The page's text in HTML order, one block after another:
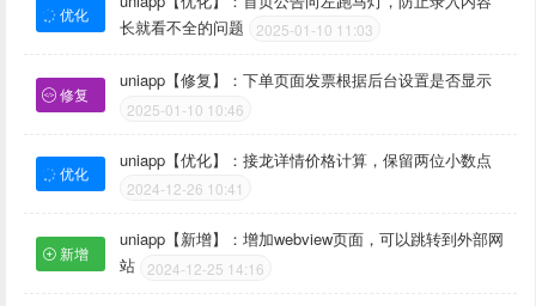
优化
长就看不全的问题
2025-01-10 11:03
修复
uniapp【修复】：下单页面发票根据后台设置是否显示
2025-01-10 10:46
优化
uniapp【优化】：接龙详情价格计算，保留两位小数点
2024-12-26 10:41
新增
uniapp【新增】：增加webview页面，可以跳转到外部网
站
2024-12-25 14:16